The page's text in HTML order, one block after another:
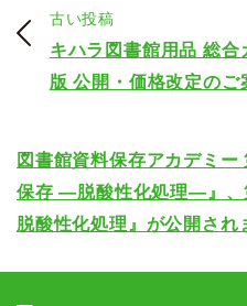
古い投稿
キハラ図書館用品 総
版 公開・価格改定のご
図書館資料保存アカデミ
保存 ―脱酸性化処理―』、
脱酸性化処理』が公開され